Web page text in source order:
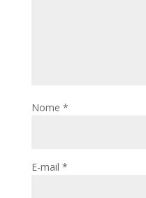
Nome *
E-mail *